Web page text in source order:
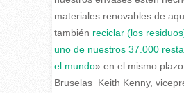
materiales renovables de
también reciclar (los
uno de nuestros 37.000
el mundo» en el mismo
Bruselas Keith Kenny,